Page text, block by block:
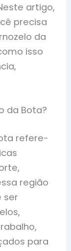
artigo,
precisa
da
isso
da Bota?
refere-
região
ser
para